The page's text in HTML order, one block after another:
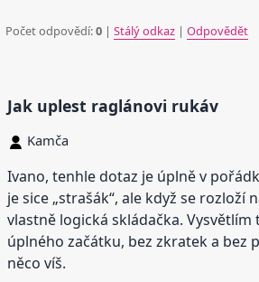
Počet odpovědí:0 |Stálý odkaz |Odpovědět
Jak uplest raglánovi rukáv
Kamča
Ivano, tenhle dotaz je úplně v
je sice „strašák“, ale když se rozloží
vlastně logická skládačka.
úplného začátku, bez zkratek a bez
něco víš.